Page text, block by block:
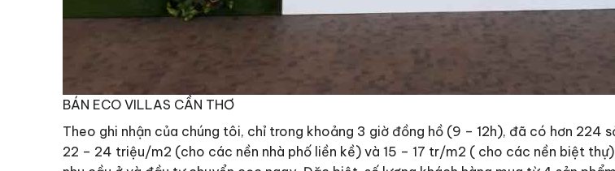
BÁN ECO VILLAS CẦN THƠ
Theo ghi nhận của chúng tôi, chỉ trong khoảng 3 giờ đồng hồ (9 – 12h), đã có hơn
22 – 24 triệu/m2 (cho các nền nhà phố liền kề) và 15 – 17 tr/m2 ( cho các nền biệt